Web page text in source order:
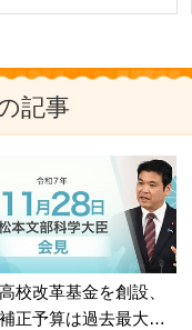
記事
高校改革基金を創設、
補正予算は過去最大…